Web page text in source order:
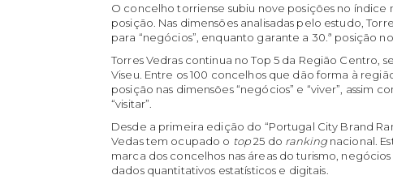
O concelho torriense subiu nove posições no índice
posição. Nas dimensões analisadas pelo estudo,
para “negócios”, enquanto garante a 30.ª posição no
Torres Vedras continua no Top 5 da Região Centro,
Viseu. Entre os 100 concelhos que dão forma à
posição nas dimensões “negócios” e “viver”, assim
“visitar”.
Desde a primeira edição do “Portugal City Brand
Vedas tem ocupado o top25 do rankingnacional.
marca dos concelhos nas áreas do turismo,
dados quantitativos estatísticos e digitais.